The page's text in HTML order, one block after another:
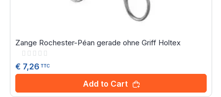
Zange Rochester-Péan gerade ohne Griff Holtex
Rating:
€ 7,26 TTC
Add to Cart